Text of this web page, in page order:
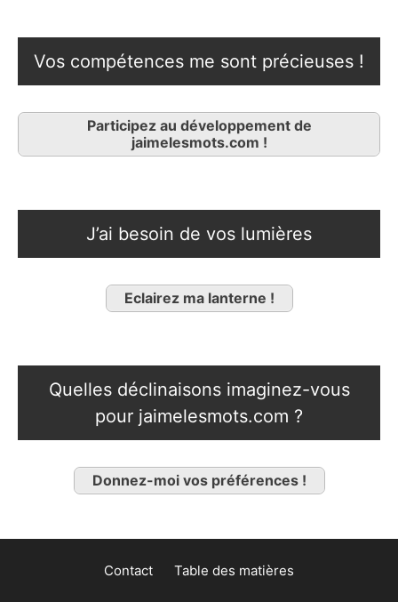
Vos compétences me sont précieuses !
Participez au développement de
jaimelesmots.com !
J’ai besoin de vos lumières
Eclairez ma lanterne !
Quelles déclinaisons imaginez-vous
pour jaimelesmots.com ?
Donnez-moi vos préférences !
Contact Table des matières